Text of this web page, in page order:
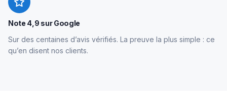
Note 4,9 sur Google
Sur des centaines d’avis vérifiés. La preuve la plus simple : ce
qu’en disent nos clients.